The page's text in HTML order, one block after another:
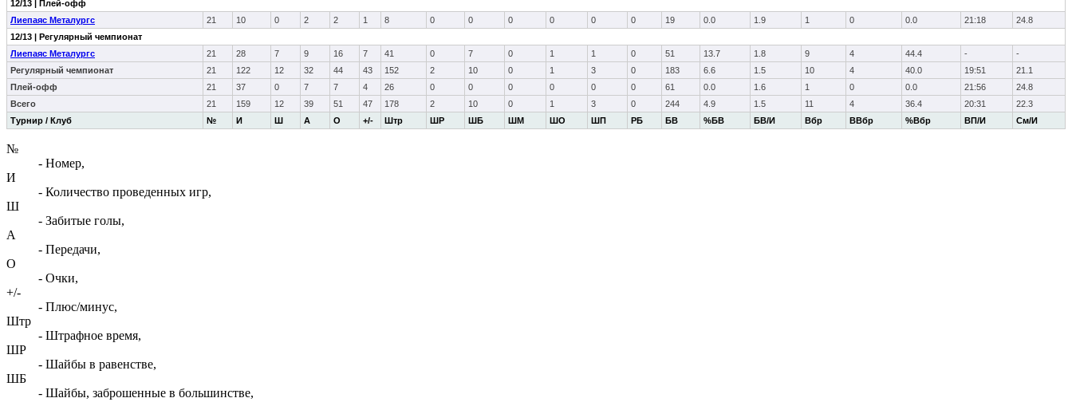
Турнир / Клуб № И Ш А О +/- Штр ШР ШБ ШМ ШО ШП РБ БВ %БВ БВ/И Вбр ВВбр %Вбр ВП/И См/И
12/13 | Плей-офф
Лиепаяс Металургс
21 10 0 2 2 1 8 0 0 0 0 0 0 19 0.0 1.9 1 0 0.0 21:18
24.8
12/13 | Регулярный чемпионат
Лиепаяс Металургс
21 28 7 9 16 7 41 0 7 0 1 1 0 51 13.7 1.8 9 4 44.4 -
-
Регулярный чемпионат
21 122 12 32 44 43 152 2 10 0 1 3 0 183 6.6 1.5 10 4 40.0 19:51
21.1
Плей-офф
21 37 0 7 7 4 26 0 0 0 0 0 0 61 0.0 1.6 1 0 0.0 21:56
24.8
Всего
21 159 12 39 51 47 178 2 10 0 1 3 0 244 4.9 1.5 11 4 36.4 20:31 22.3
№
- Номер,
И
- Количество проведенных игр,
Ш
- Забитые голы,
А
- Передачи,
О
- Очки,
+/-
- Плюс/минус,
Штр
- Штрафное время,
ШР
- Шайбы в равенстве,
ШБ
- Шайбы, заброшенные в большинстве,